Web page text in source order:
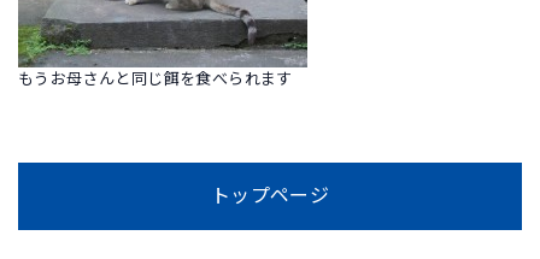
もうお母さんと同じ餌を食べられます
トップページ